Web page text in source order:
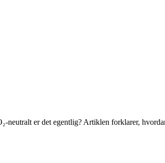
neutralt er det egentlig? Artiklen forklarer,